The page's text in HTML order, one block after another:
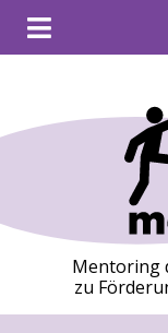
Mentoring
zu